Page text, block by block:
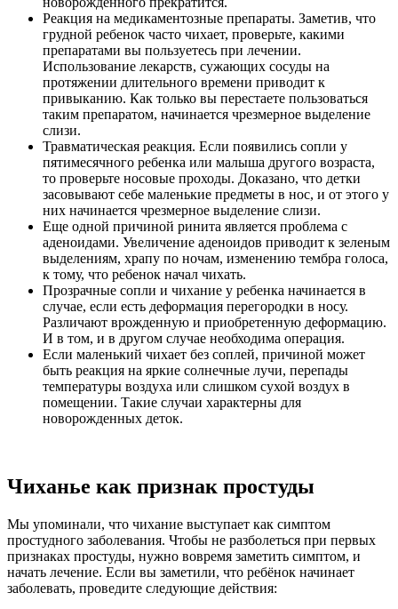
Реакция на медикаментозные препараты. Заметив, что
грудной ребенок часто чихает, проверьте, какими
препаратами вы пользуетесь при лечении.
Использование лекарств, сужающих сосуды на
протяжении длительного времени приводит к
привыканию. Как только вы перестаете пользоваться
таким препаратом, начинается чрезмерное выделение
слизи.
Травматическая реакция. Если появились сопли у
пятимесячного ребенка или малыша другого возраста,
то проверьте носовые проходы. Доказано, что детки
засовывают себе маленькие предметы в нос, и от этого у
них начинается чрезмерное выделение слизи.
Еще одной причиной ринита является проблема с
аденоидами. Увеличение аденоидов приводит к зеленым
выделениям, храпу по ночам, изменению тембра голоса,
к тому, что ребенок начал чихать.
Прозрачные сопли и чихание у ребенка начинается в
случае, если есть деформация перегородки в носу.
Различают врожденную и приобретенную деформацию.
И в том, и в другом случае необходима операция.
Если маленький чихает без соплей, причиной может
быть реакция на яркие солнечные лучи, перепады
температуры воздуха или слишком сухой воздух в
помещении. Такие случаи характерны для
новорожденных деток.
Чиханье как признак простуды
Мы упоминали, что чихание выступает как симптом
простудного заболевания. Чтобы не разболеться при первых
признаках простуды, нужно вовремя заметить симптом, и
начать лечение. Если вы заметили, что ребёнок начинает
заболевать, проведите следующие действия: